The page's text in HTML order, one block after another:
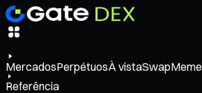
MercadosPerpétuosÀ vistaSwapMeme
Referência